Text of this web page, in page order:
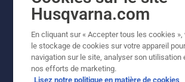
© Husqvarna AB (publ). Tous droits
indiqués sont des prix de vente
contractuelles. Tous les prix indiqués
Husqvarna.com
En cliquant sur « Accepter tous les cookies
le stockage de cookies sur votre appareil
navigation sur le site, analyser son utilisation
nos efforts de marketing.
Lisez notre politique en matière de cookies